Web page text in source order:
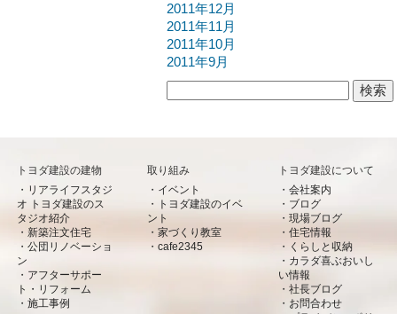
2011年12月
2011年11月
2011年10月
2011年9月
トヨダ建設の建物
リアライフスタジ
オ トヨダ建設のス
タジオ紹介
新築注文住宅
公団リノベーショ
ン
アフターサポー
ト・リフォーム
施工事例
取り組み
イベント
トヨダ建設のイベ
ント
家づくり教室
cafe2345
トヨダ建設について
会社案内
ブログ
現場ブログ
住宅情報
くらしと収納
カラダ喜ぶおいし
い情報
社長ブログ
お問合わせ